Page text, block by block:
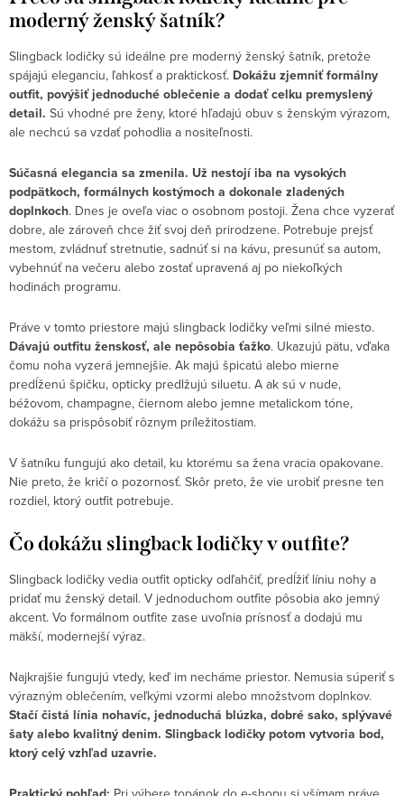
moderný ženský šatník?
Slingback lodičky sú ideálne pre moderný ženský šatník, pretože
spájajú eleganciu, ľahkosť a praktickosť. Dokážu zjemniť formálny
outfit, povýšiť jednoduché oblečenie a dodať celku premyslený
detail. Sú vhodné pre ženy, ktoré hľadajú obuv s ženským výrazom,
ale nechcú sa vzdať pohodlia a nositeľnosti.
Súčasná elegancia sa zmenila. Už nestojí iba na vysokých
podpätkoch, formálnych kostýmoch a dokonale zladených
doplnkoch. Dnes je oveľa viac o osobnom postoji. Žena chce vyzerať
dobre, ale zároveň chce žiť svoj deň prirodzene. Potrebuje prejsť
mestom, zvládnuť stretnutie, sadnúť si na kávu, presunúť sa autom,
vybehnúť na večeru alebo zostať upravená aj po niekoľkých
hodinách programu.
Práve v tomto priestore majú slingback lodičky veľmi silné miesto.
Dávajú outfitu ženskosť, ale nepôsobia ťažko. Ukazujú pätu, vďaka
čomu noha vyzerá jemnejšie. Ak majú špicatú alebo mierne
predĺženú špičku, opticky predlžujú siluetu. A ak sú v nude,
béžovom, champagne, čiernom alebo jemne metalickom tóne,
dokážu sa prispôsobiť rôznym príležitostiam.
V šatníku fungujú ako detail, ku ktorému sa žena vracia opakovane.
Nie preto, že kričí o pozornosť. Skôr preto, že vie urobiť presne ten
rozdiel, ktorý outfit potrebuje.
Čo dokážu slingback lodičky v outfite?
Slingback lodičky vedia outfit opticky odľahčiť, predĺžiť líniu nohy a
pridať mu ženský detail. V jednoduchom outfite pôsobia ako jemný
akcent. Vo formálnom outfite zase uvoľnia prísnosť a dodajú mu
mäkší, modernejší výraz.
Najkrajšie fungujú vtedy, keď im necháme priestor. Nemusia súperiť s
výrazným oblečením, veľkými vzormi alebo množstvom doplnkov.
Stačí čistá línia nohavíc, jednoduchá blúzka, dobré sako, splývavé
šaty alebo kvalitný denim. Slingback lodičky potom vytvoria bod,
ktorý celý vzhľad uzavrie.